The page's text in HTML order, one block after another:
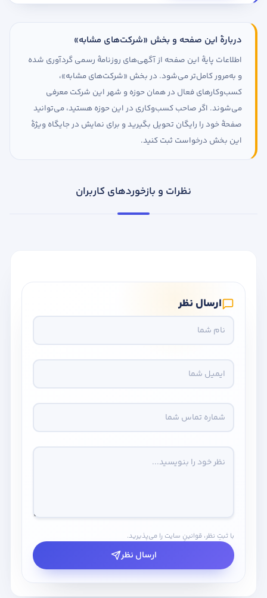
دربارهٔ این صفحه و بخش «شرکت‌های مشابه»
اطلاعات پایهٔ این صفحه از آگهی‌های روزنامهٔ رسمی گردآوری شده
و به‌مرور کامل‌تر می‌شود. در بخش «شرکت‌های مشابه»،
کسب‌وکارهای فعال در همان حوزه و شهر این شرکت معرفی
می‌شوند. اگر صاحب کسب‌وکاری در این حوزه هستید، می‌توانید
صفحهٔ خود را رایگان تحویل بگیرید و برای نمایش در جایگاه ویژهٔ
این بخش درخواست ثبت کنید.
نظرات و بازخوردهای کاربران
ارسال نظر
با ثبتِ نظر، قوانینِ سایت را می‌پذیرید.
ارسال نظر